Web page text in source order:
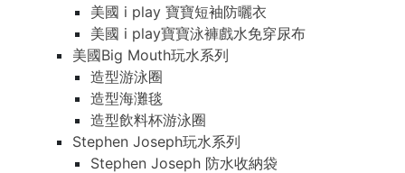
美國 i play 寶寶短袖防曬衣
美國 i play寶寶泳褲戲水免穿尿布
美國Big Mouth玩水系列
造型游泳圈
造型海灘毯
造型飲料杯游泳圈
Stephen Joseph玩水系列
Stephen Joseph 防水收納袋